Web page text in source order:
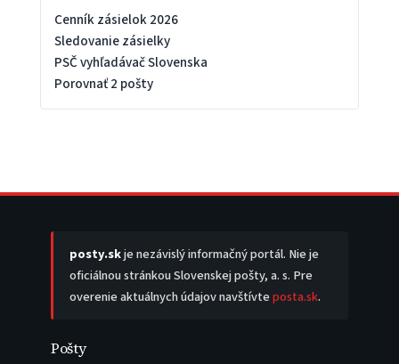
Cenník zásielok 2026
Sledovanie zásielky
PSČ vyhľadávač Slovenska
Porovnať 2 pošty
posty.skje nezávislý informačný portál. Nie je
oficiálnou stránkou Slovenskej pošty, a. s. Pre
overenie aktuálnych údajov navštívteposta.sk.
Pošty